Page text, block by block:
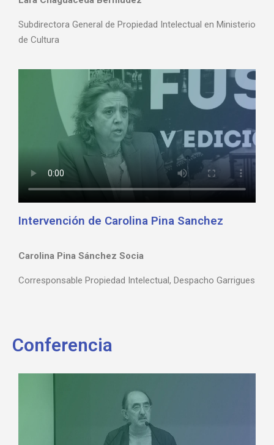
Subdirectora General de Propiedad Intelectual en Ministerio
de Cultura
Intervención de Carolina Pina Sanchez
Carolina Pina Sánchez Socia
Corresponsable Propiedad Intelectual, Despacho Garrigues
Conferencia